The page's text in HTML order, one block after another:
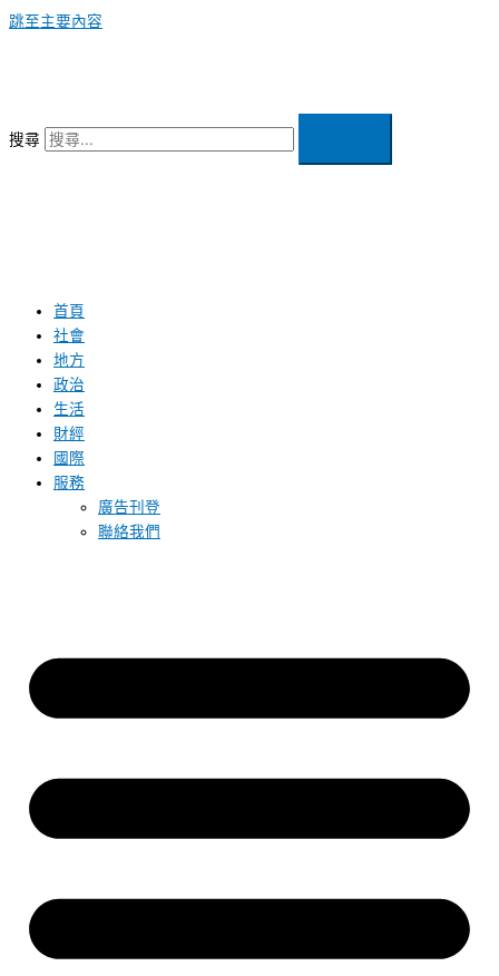
跳至主要內容
搜尋
首頁
社會
地方
政治
生活
財經
國際
服務
廣告刊登
聯絡我們